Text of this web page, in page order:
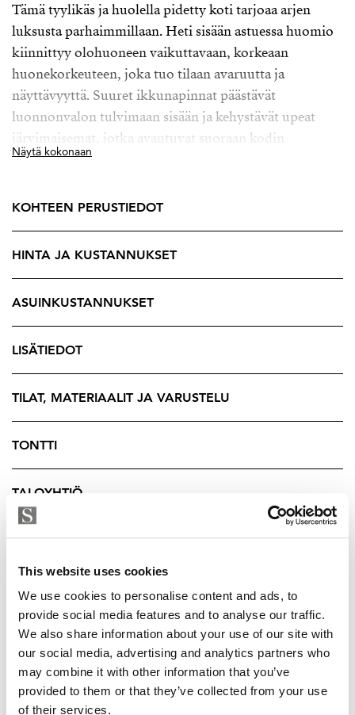
This website uses cookies
We use cookies to personalise content and ads, to
provide social media features and to analyse our traffic.
We also share information about your use of our site with
our social media, advertising and analytics partners who
may combine it with other information that you’ve
provided to them or that they’ve collected from your use
of their services.
Tämä tyylikäs ja huolella pidetty koti tarjoaa arjen
luksusta parhaimmillaan. Heti sisään astuessa huomio
kiinnittyy olohuoneen vaikuttavaan, korkeaan
huonekorkeuteen, joka tuo tilaan avaruutta ja
näyttävyyttä. Suuret ikkunapinnat päästävät
luonnonvalon tulvimaan sisään ja kehystävät upeat
järvimaisemat, jotka avautuvat suoraan kodin
sydämestä – maisema, joka elää vuodenaikojen
Kodin pohjaratkaisu on toimiva ja mukautuu erilaisiin
elämäntilanteisiin. Tilat on suunniteltu viihtymiseen ja
yhdessäoloon, mutta tarjoavat myös rauhaa ja omaa
tilaa sitä kaipaaville. Laadukkaat materiaalit, ajaton
värimaailma ja huolellinen ylläpito tekevät
kokonaisuudesta viimeistellyn ja helposti lähestyttävän.
Asunto sijaitsee arvostetussa ja hyvin hoidetussa
taloyhtiössä aivan veden äärellä. Yhtiöstä on pidetty
erinomaista huolta vuosien varrella, mikä näkyy sekä
yleisilmeessä että tehdyissä parannuksissa. Tämä on
huoleton valinta myös tulevaisuutta ajatellen.
nautit pehmeistä löylyistä suoraan järvimaisemassa ja
rentoudut ulkoporeammeessa vuoden ympäri. Oma
laituri ja rantaympäristö tarjoavat täydelliset puitteet
Arkea sujuvoittavat myös erinomaiset
pysäköintimahdollisuudet: asunnolle kuuluu kaksi
autopaikkaa, joista toinen on katospaikka sähköauton
latausmahdollisuudella. Tämä tuo asumiseen
vaivattomuutta ja vastaa myös tulevaisuuden tarpeisiin.
Näytä kokonaan
KOHTEEN PERUSTIEDOT
HINTA JA KUSTANNUKSET
ASUINKUSTANNUKSET
LISÄTIEDOT
TILAT, MATERIAALIT JA VARUSTELU
TONTTI
TALOYHTIÖ
YRITYKSEN TIEDOT